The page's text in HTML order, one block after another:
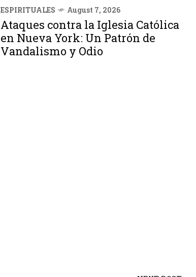
ESPIRITUALES August 7, 2026
Ataques contra la Iglesia Católica
en Nueva York: Un Patrón de
Vandalismo y Odio